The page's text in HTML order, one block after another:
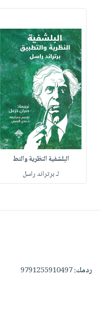
البلشفية النظرية والتط
لـ برتراند راسل
ردمك:9791255910497